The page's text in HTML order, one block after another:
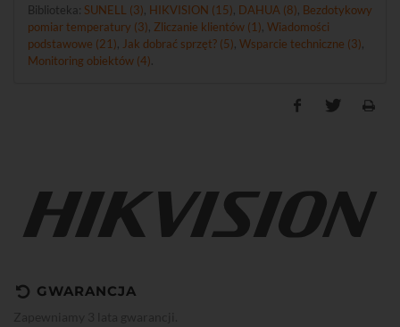
Biblioteka: SUNELL (3) HIKVISION (15) DAHUA (8) Bezdotykowy
pomiar temperatury (3) Zliczanie klientów (1) Wiadomości
podstawowe (21)
Jak dobrać sprzęt? (5) Wsparcie techniczne (3)
Monitoring obiektów (4)
GWARANCJA